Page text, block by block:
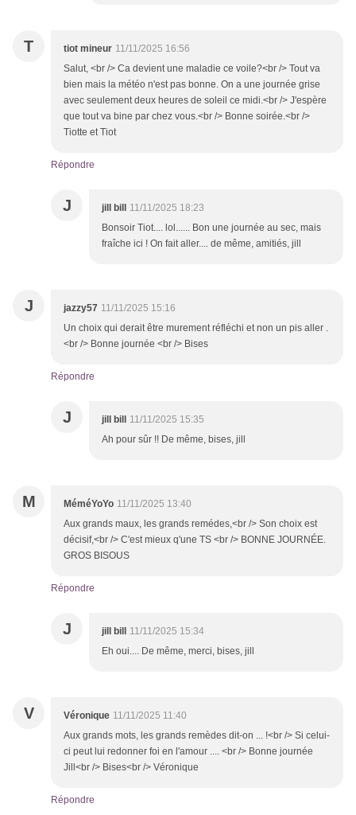
T tiot mineur 11/11/2025 16:56
Salut, <br /> Ca devient une maladie ce voile?<br /> Tout va
bien mais la météo n'est pas bonne. On a une journée grise
avec seulement deux heures de soleil ce midi.<br /> J'espère
que tout va bine par chez vous.<br /> Bonne soirée.<br />
Tiotte et Tiot
Répondre
J jill bill
11/11/2025 18:23
Bonsoir Tiot.... lol...... Bon une journée au sec, mais
fraîche ici ! On fait aller.... de même, amitiés, jill
J jazzy57 11/11/2025 15:16
Un choix qui derait être murement réfléchi et non un pis aller .
<br /> Bonne journée <br /> Bises
Répondre
J jill bill
11/11/2025 15:35
Ah pour sûr !! De même, bises, jill
M MéméYoYo 11/11/2025 13:40
Aux grands maux, les grands remédes,<br /> Son choix est
décisif,<br /> C'est mieux q'une TS <br /> BONNE JOURNÉE.
GROS BISOUS
Répondre
J jill bill
11/11/2025 15:34
Eh oui.... De même, merci, bises, jill
V Véronique 11/11/2025 11:40
Aux grands mots, les grands remèdes dit-on ... !<br /> Si celui-
ci peut lui redonner foi en l'amour .... <br /> Bonne journée
Jill<br /> Bises<br /> Véronique
Répondre